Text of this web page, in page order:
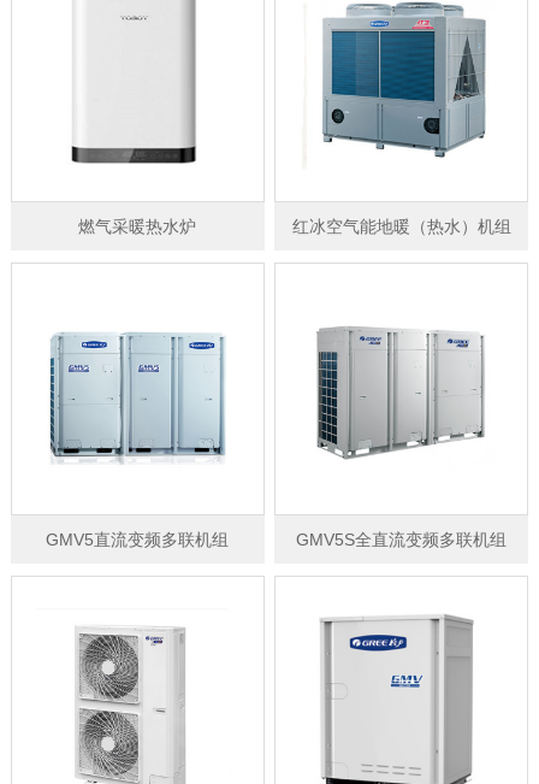
燃气采暖热水炉 红冰空气能地暖（热水）机组
GMV5直流变频多联机组 GMV5S全直流变频多联机组